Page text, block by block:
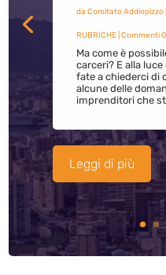
da Comitato Addiopizzo|
RUBRICHE| Commenti 0
Ma come è
carceri? E alla
fate a chiederci di
alcune delle
imprenditori che
Leggi di più